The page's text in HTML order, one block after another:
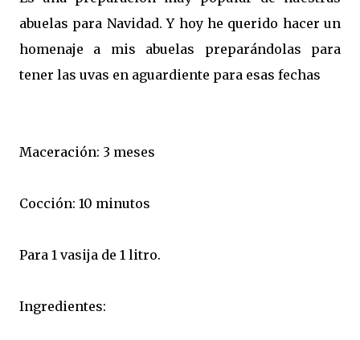
abuelas para Navidad. Y hoy he querido hacer un
homenaje a mis abuelas preparándolas para
tener las uvas en aguardiente para esas fechas
Maceración: 3 meses
Cocción: 10 minutos
Para 1 vasija de 1 litro.
Ingredientes: